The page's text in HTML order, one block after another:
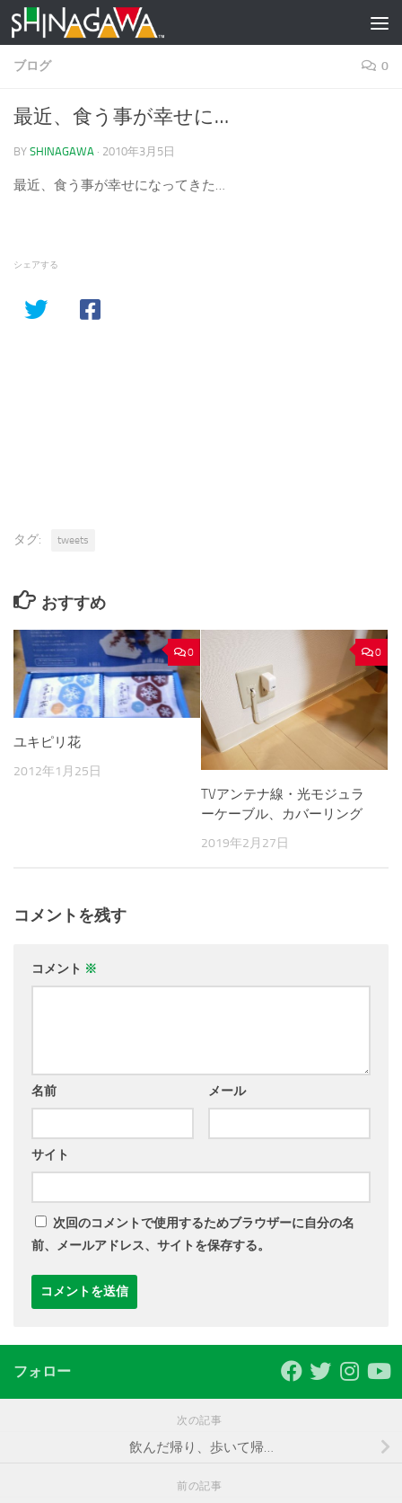
コンテンツへスキップ
ブログ 0
最近、食う事が幸せに…
BY SHINAGAWA · 2010年3月5日
最近、食う事が幸せになってきた…
シェアする
タグ: tweets
おすすめ
0
ユキピリ花
2012年1月25日
0
TVアンテナ線・光モジュラ
ーケーブル、カバーリング
2019年2月27日
コメントを残す
コメント ※
名前 メール
サイト
次回のコメントで使用するためブラウザーに自分の名
前、メールアドレス、サイトを保存する。
フォロー
次の記事
飲んだ帰り、歩いて帰…
前の記事